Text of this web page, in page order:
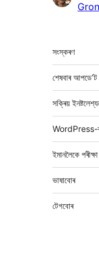
মেটা
সংস্কৰণ
শেষবাৰ আপডে’ট
সক্ৰিয়
WordPress-
ইমানলৈকে
ভাষাবোৰ
টেগবোৰ